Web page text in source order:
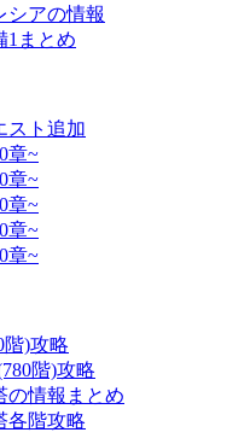
シアの情報
1まとめ
スト追加
章~
章~
章~
章~
章~
階)攻略
階)攻略
の情報まとめ
各階攻略